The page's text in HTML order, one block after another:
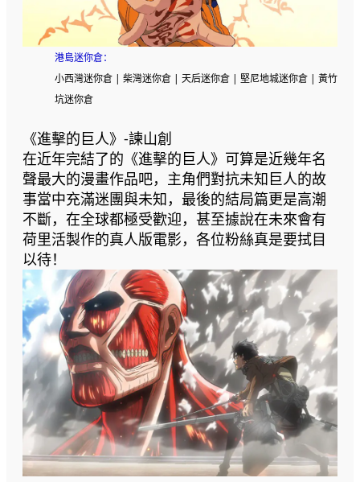
港島迷你倉：
小西灣迷你倉 | 柴灣迷你倉 | 天后迷你倉 | 堅尼地城迷你倉 | 黃竹
坑迷你倉
《進擊的巨人》-諫山創
在近年完結了的《進擊的巨人》可算是近幾年名
聲最大的漫畫作品吧，主角們對抗未知巨人的故
事當中充滿迷團與未知，最後的結局篇更是高潮
不斷，在全球都極受歡迎，甚至據說在未來會有
荷里活製作的真人版電影，各位粉絲真是要拭目
以待！